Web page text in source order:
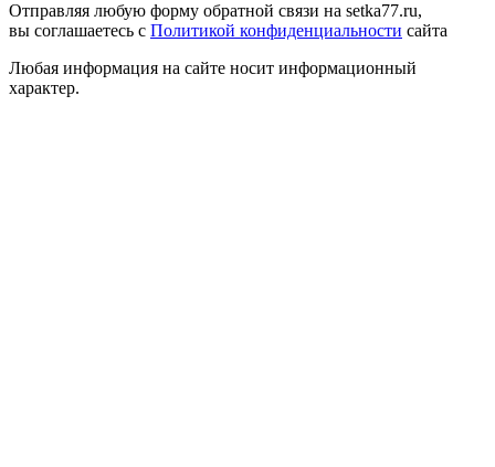
Отправляя любую форму обратной связи на setka77.ru,
вы соглашаетесь с Политикой конфиденциальности сайта
Любая информация на сайте носит информационный
характер.